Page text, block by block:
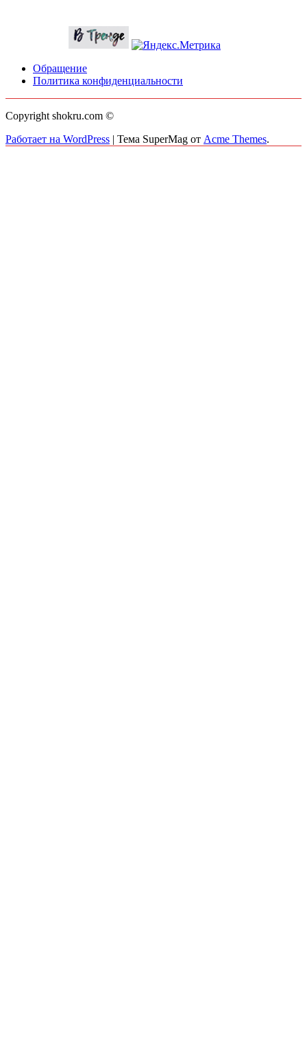
Обращение
Политика конфиденциальности
Copyright shokru.com ©
Работает на WordPress | Тема SuperMag от Acme Themes.